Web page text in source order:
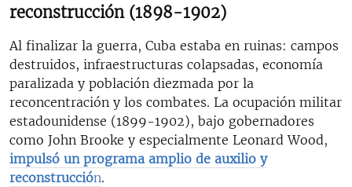
reconstrucción (1898-1902)
Al finalizar la guerra, Cuba estaba en ruinas: campos
destruidos, infraestructuras colapsadas, economía
paralizada y población diezmada por la
reconcentración y los combates. La ocupación militar
estadounidense (1899-1902), bajo gobernadores
como John Brooke y especialmente Leonard Wood,
impulsó un programa amplio de auxilio y
reconstrucción.